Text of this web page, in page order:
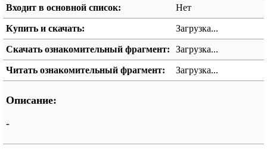
Входит в основной список: Нет
Купить и скачать: Загрузка...
Скачать ознакомительный фрагмент: Загрузка...
Читать ознакомительный фрагмент: Загрузка...
Описание:
-